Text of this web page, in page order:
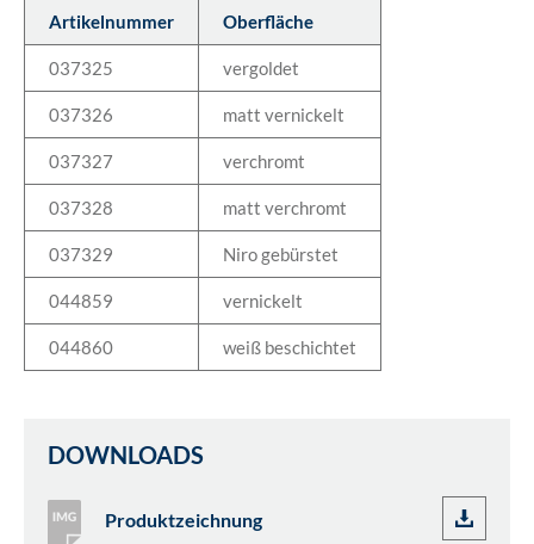
Artikelnummer Oberfläche
037325 vergoldet
037326 matt vernickelt
037327 verchromt
037328 matt verchromt
037329 Niro gebürstet
044859 vernickelt
044860 weiß beschichtet
DOWNLOADS
Produktzeichnung